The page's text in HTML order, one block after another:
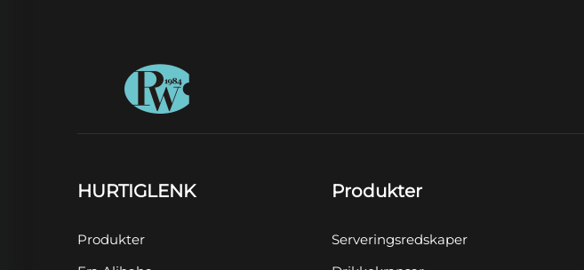
HURTIGLENK
Produkter
Produkter
Serveringsredskaper